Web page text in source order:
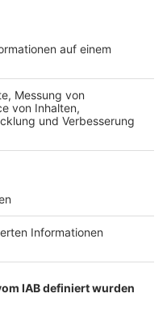
und Erft
am Samstag